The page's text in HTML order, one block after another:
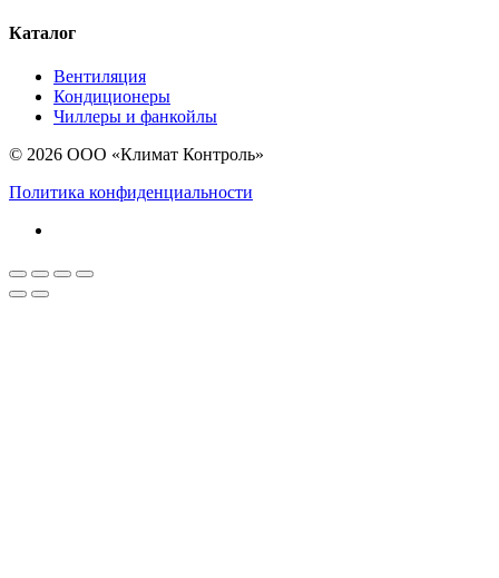
Каталог
Вентиляция
Кондиционеры
Чиллеры и фанкойлы
© 2026 ООО «Климат Контроль»
Политика конфиденциальности